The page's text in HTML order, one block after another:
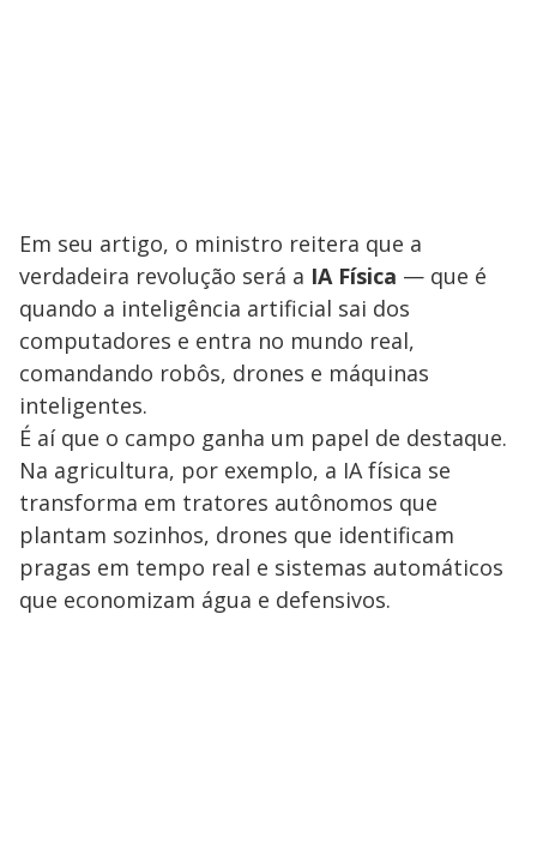
Em seu artigo, o ministro reitera que a
verdadeira revolução será a IA Física — que é
quando a inteligência artificial sai dos
computadores e entra no mundo real,
comandando robôs, drones e máquinas
inteligentes.
É aí que o campo ganha um papel de destaque.
Na agricultura, por exemplo, a IA física se
transforma em tratores autônomos que
plantam sozinhos, drones que identificam
pragas em tempo real e sistemas automáticos
que economizam água e defensivos.